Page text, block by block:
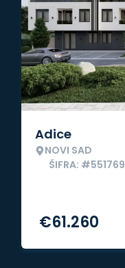
Adice
NOVI SAD
ŠIFRA: #551769
€61.260